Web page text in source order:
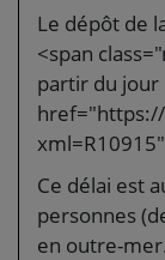
Le dépôt de
<span
partir du jour
Ce délai est
personnes
en outre-mer.